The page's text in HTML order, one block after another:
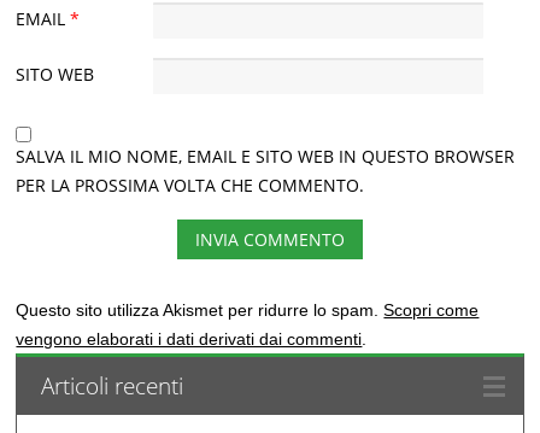
EMAIL*
SITO WEB
SALVA IL MIO NOME, EMAIL E SITO WEB IN QUESTO BROWSER
PER LA PROSSIMA VOLTA CHE COMMENTO.
Questo sito utilizza Akismet per ridurre lo spam.Scopri come
vengono elaborati i dati derivati dai commenti
Articoli recenti